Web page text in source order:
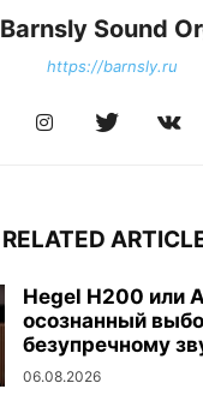
Barnsly Sound
https://barnsly.ru
RELATED
Hegel H200 или
осознанный
безупречному
06.08.2026